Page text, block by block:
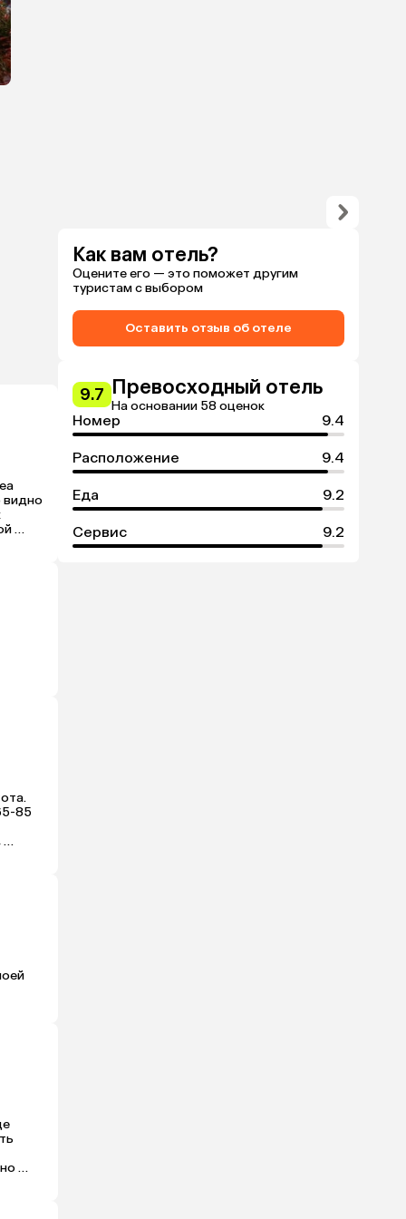
видно
85
По
Как вам отель?
Оцените его — это поможет другим
туристам с выбором
Оставить отзыв об отеле
9.7 Превосходный отель
На основании 58 оценок
Номер 9.4
Расположение 9.4
Еда 9.2
Сервис 9.2